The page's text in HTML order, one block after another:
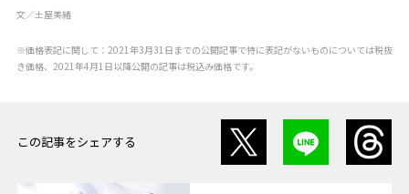
文／土屋美緒
※価格表記に関して：2021年3月31日までの公開記事で特に表記がないものについては税抜
き価格、2021年4月1日以降公開の記事は税込み価格です。
この記事をシェアする